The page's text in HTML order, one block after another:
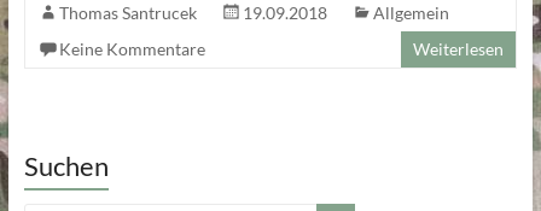
Thomas Santrucek 19.09.2018
Allgemein
Keine Kommentare
Weiterlesen
Suchen